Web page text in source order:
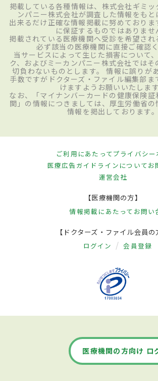
掲載している各種情報は、株式会社ギミッ
ンパニー株式会社が調査した情報をもと
出来るだけ正確な情報掲載に努めておりま
に保証するものではありませ
掲載されている医療機関へ受診を希望され
必ず該当の医療機関に直接ご確認く
当サービスによって生じた損害について
ク、およびミーカンパニー株式会社では
切負わないものとします。 情報に誤りが
手数ですがドクターズ・ファイル編集部ま
けますようお願いいたします
なお、「マイナンバーカードの健康保険証
関」の情報につきましては、厚生労働省の
情報を掲出しております。
ご利用にあたってプライバシー
医療広告ガイドラインについてお
運営会社
【医療機関の方】
情報掲載にあたって お問い
【ドクターズ・ファイル会員の
ログイン 会員登録
医療機関の方向け ロ